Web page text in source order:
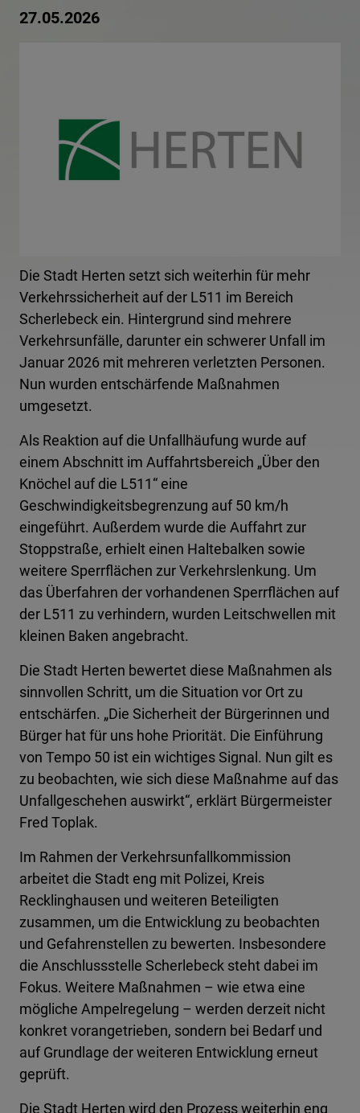
27.05.2026
Die Stadt Herten setzt sich weiterhin für mehr
Verkehrssicherheit auf der L511 im Bereich
Scherlebeck ein. Hintergrund sind mehrere
Verkehrsunfälle, darunter ein schwerer Unfall im
Januar 2026 mit mehreren verletzten Personen.
Nun wurden entschärfende Maßnahmen
umgesetzt.
Als Reaktion auf die Unfallhäufung wurde auf
einem Abschnitt im Auffahrtsbereich „Über den
Knöchel auf die L511“ eine
Geschwindigkeitsbegrenzung auf 50 km/h
eingeführt. Außerdem wurde die Auffahrt zur
Stoppstraße, erhielt einen Haltebalken sowie
weitere Sperrflächen zur Verkehrslenkung. Um
das Überfahren der vorhandenen Sperrflächen auf
der L511 zu verhindern, wurden Leitschwellen mit
kleinen Baken angebracht.
Die Stadt Herten bewertet diese Maßnahmen als
sinnvollen Schritt, um die Situation vor Ort zu
entschärfen. „Die Sicherheit der Bürgerinnen und
Bürger hat für uns hohe Priorität. Die Einführung
von Tempo 50 ist ein wichtiges Signal. Nun gilt es
zu beobachten, wie sich diese Maßnahme auf das
Unfallgeschehen auswirkt“, erklärt Bürgermeister
Fred Toplak.
Im Rahmen der Verkehrsunfallkommission
arbeitet die Stadt eng mit Polizei, Kreis
Recklinghausen und weiteren Beteiligten
zusammen, um die Entwicklung zu beobachten
und Gefahrenstellen zu bewerten. Insbesondere
die Anschlussstelle Scherlebeck steht dabei im
Fokus. Weitere Maßnahmen – wie etwa eine
mögliche Ampelregelung – werden derzeit nicht
konkret vorangetrieben, sondern bei Bedarf und
auf Grundlage der weiteren Entwicklung erneut
geprüft.
Die Stadt Herten wird den Prozess weiterhin eng